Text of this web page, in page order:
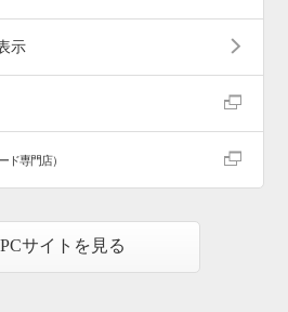
示
ド専門店）
PCサイトを見る